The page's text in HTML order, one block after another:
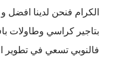
الكرام فنحن لدينا
بتاجير كراسي وطاولات
فالنوبي تسعي في